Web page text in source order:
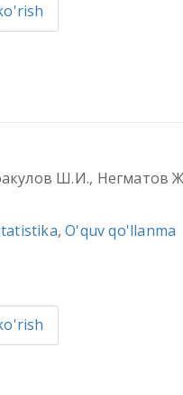
Ш.И., Негматов
,O'quv qo'llanma